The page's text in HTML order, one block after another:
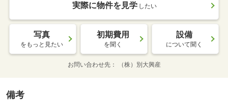
実際に物件を見学 したい
写真
をもっと見たい
初期費用
を聞く
設備
について聞く
お問い合わせ先 （株）別大興産
備考